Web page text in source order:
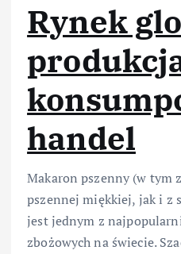
Rynek
handel
Makaron pszenny (w tym
pszennej miękkiej, jak i z
jest jednym z
zbożowych na świecie.